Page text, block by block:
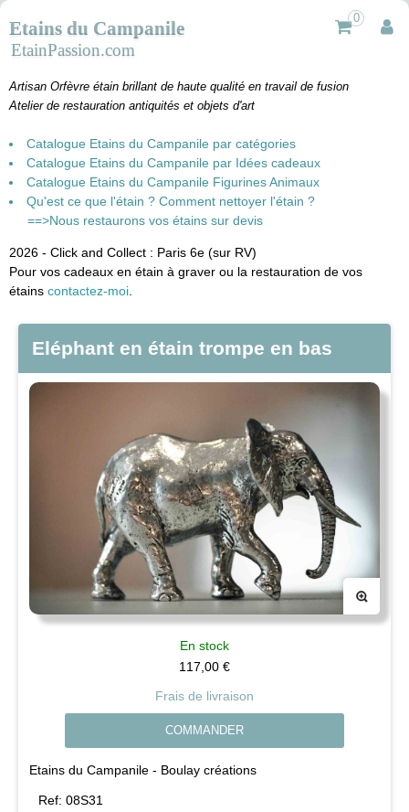
Etains du Campanile
EtainPassion.com
Artisan Orfèvre étain brillant de haute qualité en travail de fusion
Atelier de restauration antiquités et objets d'art
0
Catalogue Etains du Campanile par catégories
Catalogue Etains du Campanile par Idées cadeaux
Catalogue Etains du Campanile Figurines Animaux
Qu'est ce que l'étain ? Comment nettoyer l'étain ?
==>Nous restaurons vos étains sur devis
2026 - Click and Collect : Paris 6e (sur RV)
Pour vos cadeaux en étain à graver ou la restauration de vos
étains contactez-moi
Eléphant en étain trompe en bas
En stock
117,00 €
Frais de livraison
COMMANDER
Etains du Campanile - Boulay créations
Ref:08S31